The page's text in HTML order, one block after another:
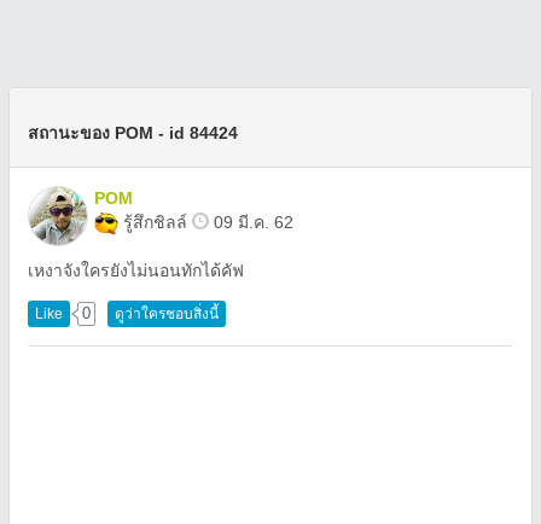
สถานะของ POM - id 84424
POM
รู้สึกชิลล์
09 มี.ค. 62
เหงาจังใครยังไม่นอนทักได้คัฟ
Like 0 ดูว่าใครชอบสิ่งนี้